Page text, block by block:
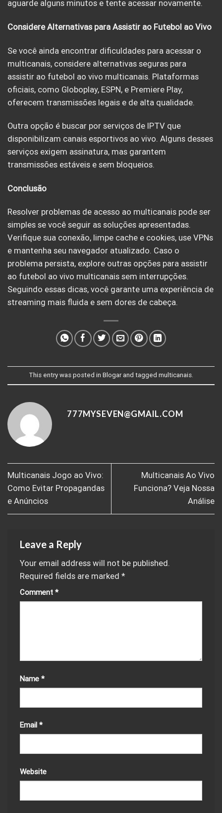
aguarde alguns minutos e tente acessar novamente.
Considere Alternativas para Assistir ao Futebol ao Vivo
Se você ainda encontrar dificuldades para acessar o
multicanais, considere alternativas seguras para
assistir ao futebol ao vivo multicanais. Plataformas
oficiais, como Globoplay, ESPN, e Premiere Play,
oferecem transmissões legais e de alta qualidade.
Outra opção é buscar por serviços de IPTV que
disponibilizam canais esportivos ao vivo. Alguns desses
serviços exigem assinatura, mas garantem
transmissões estáveis e sem bloqueios.
Conclusão
Resolver problemas de acesso ao multicanais pode ser
simples se você seguir as soluções apresentadas.
Verifique sua conexão, limpe cache e cookies, use VPNs
e mantenha seu navegador atualizado. Caso o
problema persista, explore outras opções para assistir
ao futebol ao vivo multicanais sem interrupções.
Seguindo essas dicas, você garante uma experiência de
streaming mais fluida e sem dores de cabeça.
This entry was posted in Blogarand tagged multicanais.
777MYSEVEN@GMAIL.COM
Multicanais Jogo ao Vivo:
Como Evitar Propagandas
e Anúncios
Multicanais Ao Vivo
Funciona? Veja Nossa
Análise
Leave a Reply
Your email address will not be published.
Required fields are marked *
Comment *
Name *
Email *
Website